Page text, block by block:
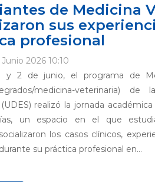
de Medicina
sus
profesional
2026 10:10
y 2 de junio, el programa de
medicina-veterinaria) de
realizó la jornada
un espacio en el que
los casos clínicos,
su práctica profesional en...